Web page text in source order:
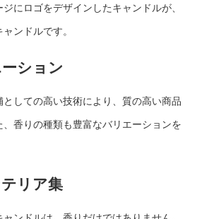
にロゴをデザインしたキャンドルが、
ンドルです。
ション
しての高い技術により、質の高い商品
香りの種類も豊富なバリエーションを
リア集